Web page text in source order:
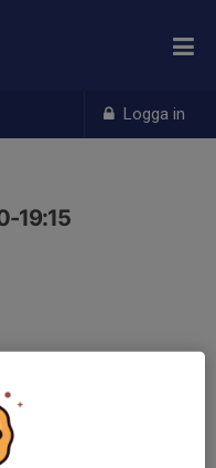
Logga in
19:15